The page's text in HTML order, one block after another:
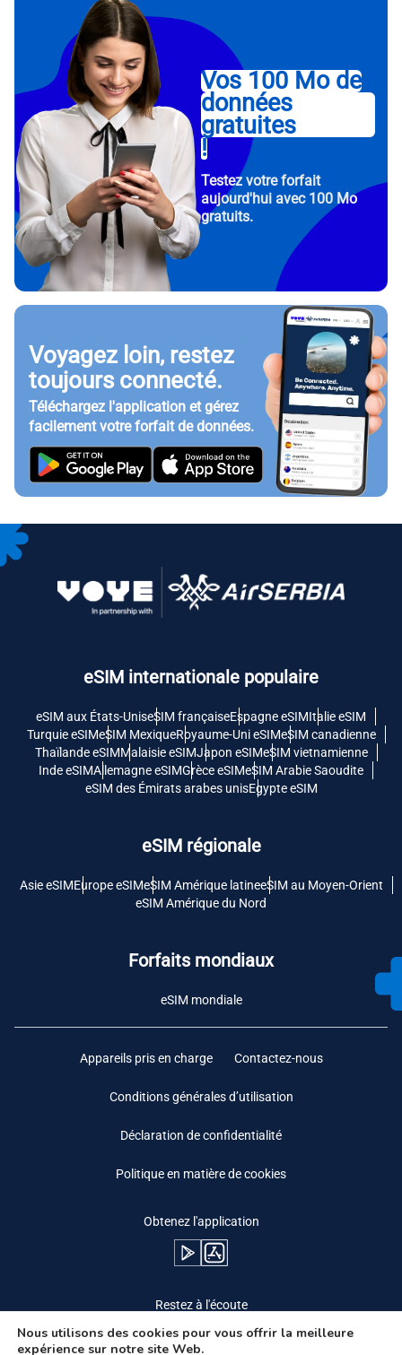
Vos 100 Mo de
données
gratuites
!
Testez votre forfait
aujourd'hui avec 100 Mo
gratuits.
Voyagez loin, restez
toujours connecté.
Téléchargez l'application et gérez
facilement votre forfait de données.
eSIM internationale populaire
eSIM aux États-UniseSIM françaiseEspagne eSIMItalie eSIM
Turquie eSIMeSIM MexiqueRoyaume-Uni eSIMeSIM canadienne
Thaïlande eSIMMalaisie eSIMJapon eSIMeSIM vietnamienne
Inde eSIMAllemagne eSIMGrèce eSIMeSIM Arabie Saoudite
eSIM des Émirats arabes unisEgypte eSIM
eSIM régionale
Asie eSIMEurope eSIMeSIM Amérique latineeSIM au Moyen-Orient
eSIM Amérique du Nord
Forfaits mondiaux
eSIM mondiale
Appareils pris en charge Contactez-nous
Conditions générales d’utilisation
Déclaration de confidentialité
Politique en matière de cookies
Obtenez l'application
Restez à l'écoute
Nous utilisons des cookies pour vous offrir la meilleure
expérience sur notre site Web.